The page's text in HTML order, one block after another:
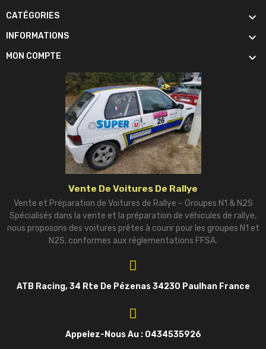
CATÉGORIES 
INFORMATIONS 
MON COMPTE 
Vente De Voitures De Rallye
Vente et Préparation de Voitures de Rallye – Groupes N1 & N2S
Spécialisés dans la vente et la préparation de véhicules de rallye,
nous proposons des voitures prêtes à courir pour les groupes N1 et
N2S, conformes aux réglementations FFSA.
ATB Racing, 34 Rte De Pézenas 34230 Paulhan France
Appelez-Nous Au : 0434535926